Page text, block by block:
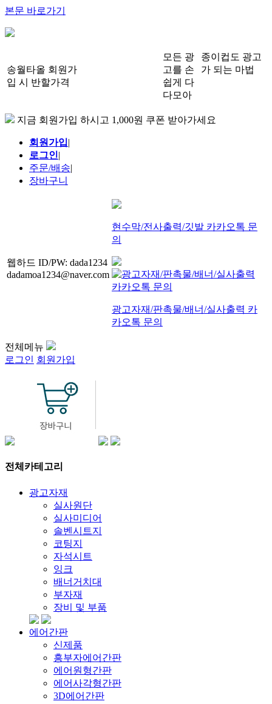
본문 바로가기
송월타올 회원가
입 시 반할가격
모든 광
고를 손
쉽게 다
다모아
종이컵도 광고
가 되는 마법
지금 회원가입 하시고 1,000원 쿠폰 받아가세요
회원가입|
로그인|
주문/배송|
장바구니
웹하드 ID/PW: dada1234
dadamoa1234@naver.com
현수막/전사출력/깃발 카카오톡 문
의
광고자재/판촉물/배너/실사출력 카
카오톡 문의
전체메뉴
로그인 회원가입
전체카테고리
광고자재
실사원단
실사미디어
솔벤시트지
코팅지
자석시트
잉크
배너거치대
부자재
장비 및 부품
에어간판
신제품
흥부자에어간판
에어원형간판
에어사각형간판
3D에어간판